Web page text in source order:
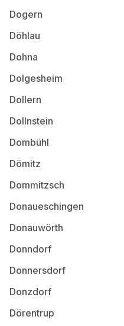
Dogern
Döhlau
Dohna
Dolgesheim
Dollern
Dollnstein
Dombühl
Dömitz
Dommitzsch
Donaueschingen
Donauwörth
Donndorf
Donnersdorf
Donzdorf
Dörentrup